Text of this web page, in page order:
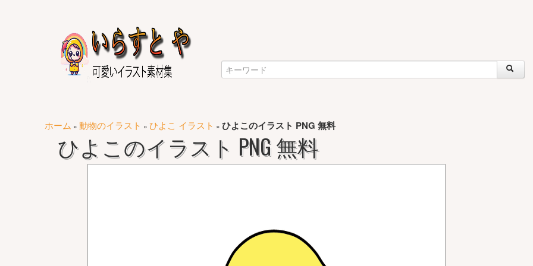
ホーム » 動物のイラスト » ひよこ イラスト » ひよこのイラスト PNG 無料
ひよこのイラスト PNG 無料